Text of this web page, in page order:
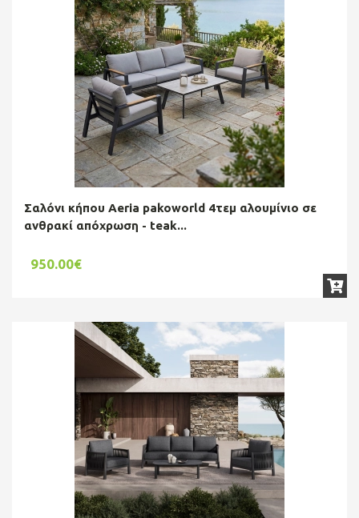
Σαλόνι κήπου Aeria pakoworld 4τεμ αλουμίνιο σε
ανθρακί απόχρωση - teak...
950.00€